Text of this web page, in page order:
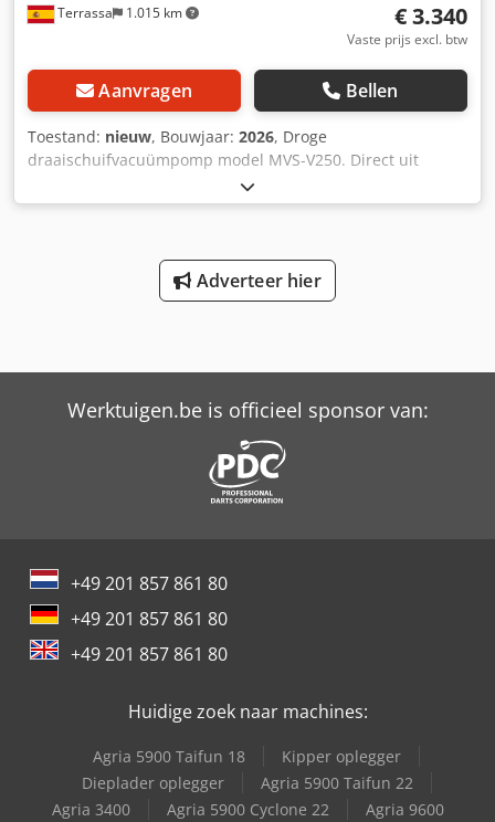
Terrassa 1.015 km € 3.340
Vaste prijs excl. btw
Aanvragen Bellen
Toestand: nieuw, Bouwjaar: 2026, Droge
draaischuifvacuümpomp model MVS-V250. Direct uit
voorraad leverbaar. Gloednieuwe pomp. 12 maanden
garantie. Nominale stroomsnelheid: 250 m³/u bij 50 Hz.
Adverteer hier
Werktuigen.be is officieel sponsor van:
+49 201 857 861 80
+49 201 857 861 80
+49 201 857 861 80
Huidige zoek naar machines:
Agria 5900 Taifun 18
Kipper oplegger
Dieplader oplegger
Agria 5900 Taifun 22
Agria 3400
Agria 5900 Cyclone 22 Agria 9600